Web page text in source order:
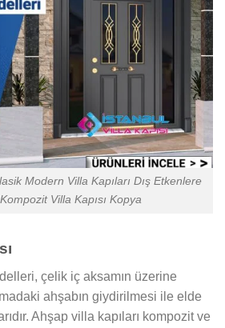
Modern Villa Kapıları Dış Etkenlere
Villa Kapısı Kopya
çelik iç aksamın üzerine
ahşabın giydirilmesi ile elde
Ahşap villa kapıları kompozit ve